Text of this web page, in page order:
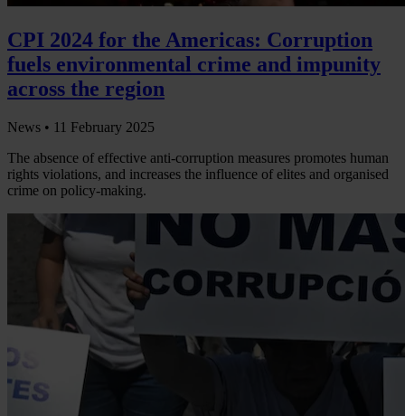
CPI 2024 for the Americas: Corruption
fuels environmental crime and impunity
across the region
News • 11 February 2025
The absence of effective anti-corruption measures promotes human
rights violations, and increases the influence of elites and organised
crime on policy-making.